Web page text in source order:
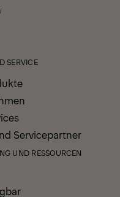
SERVICE
Servicepartner
UND RESSOURCEN